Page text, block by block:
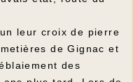
leur croix de pierre
de Gignac et
des